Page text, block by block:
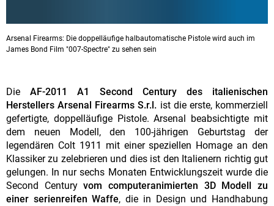
Arsenal Firearms: Die doppelläufige halbautomatische Pistole wird auch im
James Bond Film "007-Spectre" zu sehen sein
DieAF-2011 A1 Second Century des italienischen
Herstellers Arsenal Firearms S.r.l. ist die erste, kommerziell
gefertigte, doppelläufige Pistole. Arsenal beabsichtigte mit
dem neuen Modell, den 100-jährigen Geburtstag der
legendären Colt 1911 mit einer speziellen Homage an den
Klassiker zu zelebrieren und dies ist den Italienern richtig gut
gelungen. In nur sechs Monaten Entwicklungszeit wurde die
Second Centuryvom computeranimierten 3D Modell zu
einer serienreifen Waffe, die in Design und Handhabung